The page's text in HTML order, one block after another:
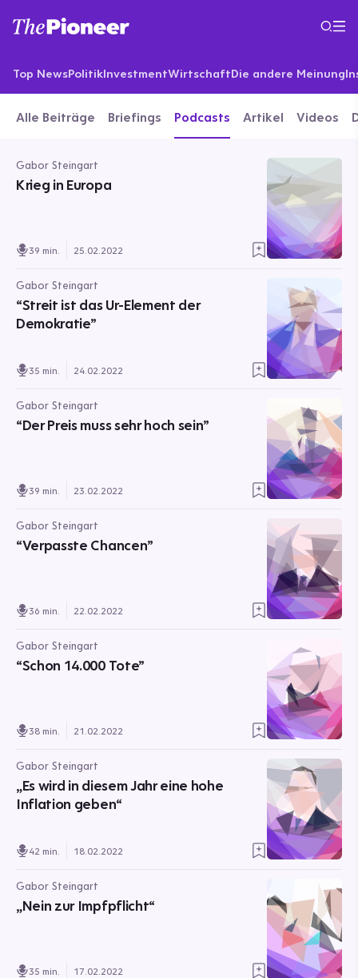
Top NewsPolitikInvestmentWirtschaftDie andere Meinung
Alle Beiträge Briefings Podcasts Artikel Videos
Gabor Steingart
Krieg in Europa
39 min. 25.02.2022
Gabor Steingart
“Streit ist das Ur-Element der
Demokratie”
35 min. 24.02.2022
Gabor Steingart
“Der Preis muss sehr hoch sein”
39 min. 23.02.2022
Gabor Steingart
“Verpasste Chancen”
36 min. 22.02.2022
Gabor Steingart
“Schon 14.000 Tote”
38 min. 21.02.2022
Gabor Steingart
„Es wird in diesem Jahr eine hohe
Inflation geben“
42 min. 18.02.2022
Gabor Steingart
„Nein zur Impfpflicht“
35 min. 17.02.2022